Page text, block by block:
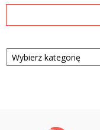
Kategorie